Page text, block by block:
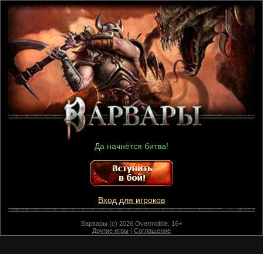
Да начнётся битва!
Вход для игроков
Варвары (c) 2026 Overmobile, 16+
Другие игры | Соглашение